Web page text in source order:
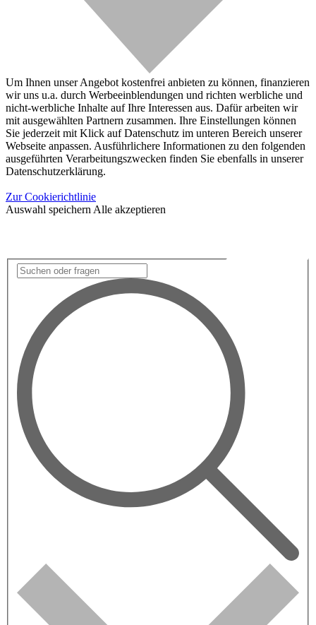
Um Ihnen unser Angebot kostenfrei anbieten zu können, finanzieren
wir uns u.a. durch Werbeeinblendungen und richten werbliche und
nicht-werbliche Inhalte auf Ihre Interessen aus. Dafür arbeiten wir
mit ausgewählten Partnern zusammen. Ihre Einstellungen können
Sie jederzeit mit Klick auf Datenschutz im unteren Bereich unserer
Webseite anpassen. Ausführlichere Informationen zu den folgenden
ausgeführten Verarbeitungszwecken finden Sie ebenfalls in unserer
Datenschutzerklärung.
Zur Cookierichtlinie
Auswahl speichern Alle akzeptieren